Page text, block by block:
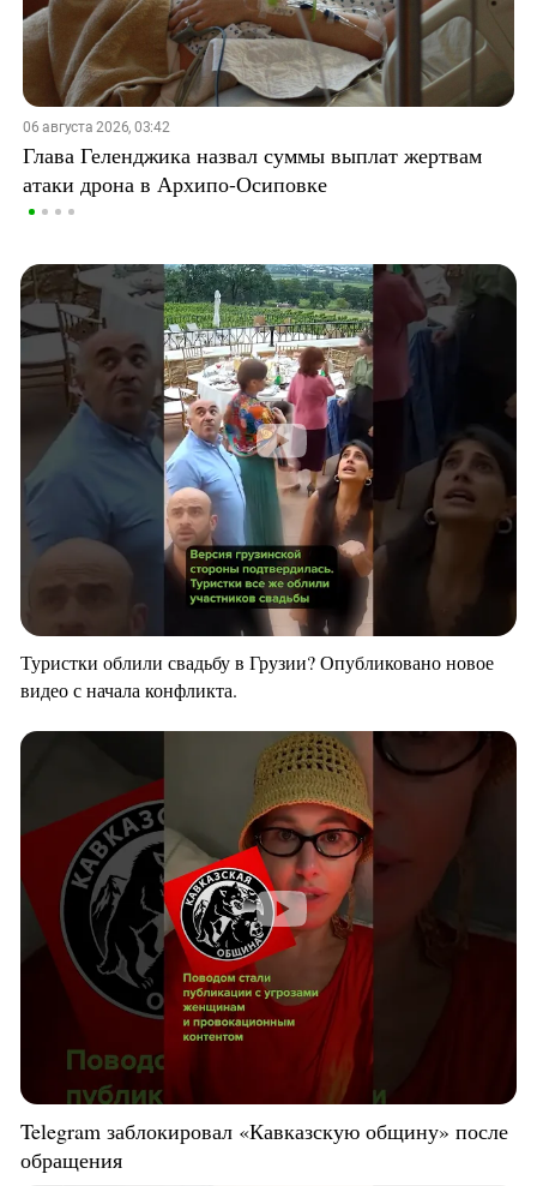
06 августа 2026, 03:42
Глава Геленджика назвал суммы выплат жертвам
атаки дрона в Архипо-Осиповке
Туристки облили свадьбу в Грузии? Опубликовано новое
видео с начала конфликта.
Telegram заблокировал «Кавказскую общину» после
обращения